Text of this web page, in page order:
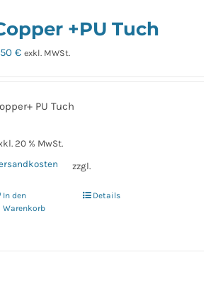
+PU Tuch
€ exkl. MWSt.
PU Tuch
20 % MwSt.
zzgl.
In den
Warenkorb
Details